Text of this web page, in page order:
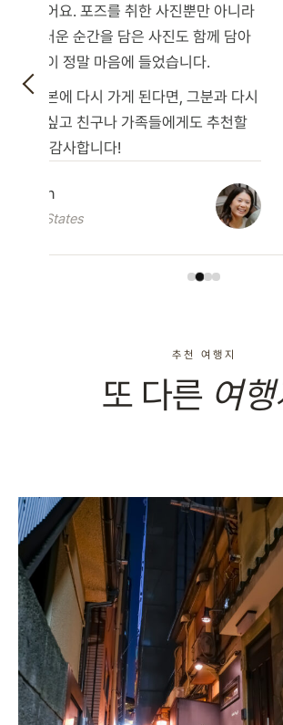
해 주셨어요. 포즈를 취한 사진뿐만 아니라
자연스러운 순간을 담은 사진도 함께 담아
주신 점이 정말 마음에 들었습니다.
만약 일본에 다시 가게 된다면, 그분과 다시
일하고 싶고 친구나 가족들에게도 추천할
거예요! 감사합니다!
Carolyn
United States
추천 여행지
또 다른 여